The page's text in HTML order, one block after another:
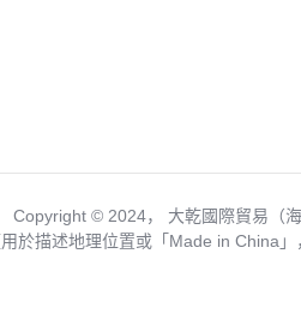
Copyright ©️ 2024， 大乾國際貿易（
於描述地理位置或「Made in China